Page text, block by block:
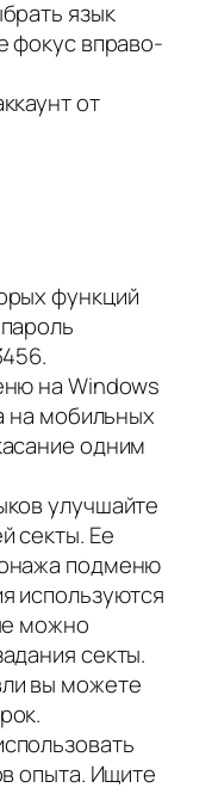
язык
фокус вправо-
от
функций
на Windows
на мобильных
одним
улучшайте
секты. Ее
подменю
используются
можно
секты.
вы можете
опыта. Ищите